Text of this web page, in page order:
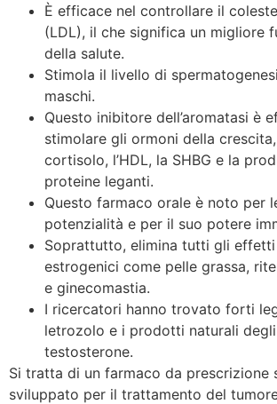
È efficace nel controllare il
(LDL), il che significa un migliore
della salute.
Stimola il livello di
maschi.
Questo inibitore dell’aromatasi è
stimolare gli ormoni della crescita,
cortisolo, l’HDL, la SHBG e la
proteine leganti.
Questo farmaco orale è noto per
potenzialità e per il suo potere
Soprattutto, elimina tutti gli
estrogenici come pelle grassa,
e ginecomastia.
I ricercatori hanno trovato forti
letrozolo e i prodotti naturali
testosterone.
Si tratta di un farmaco da prescrizione
sviluppato per il trattamento del